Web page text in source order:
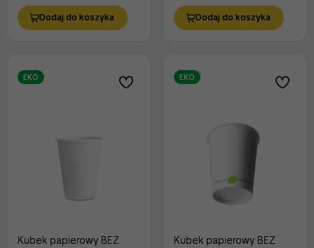
Dodaj do koszyka Dodaj do koszyka
EKO
Kubek papierowy BEZ
EKO
Kubek papierowy BEZ